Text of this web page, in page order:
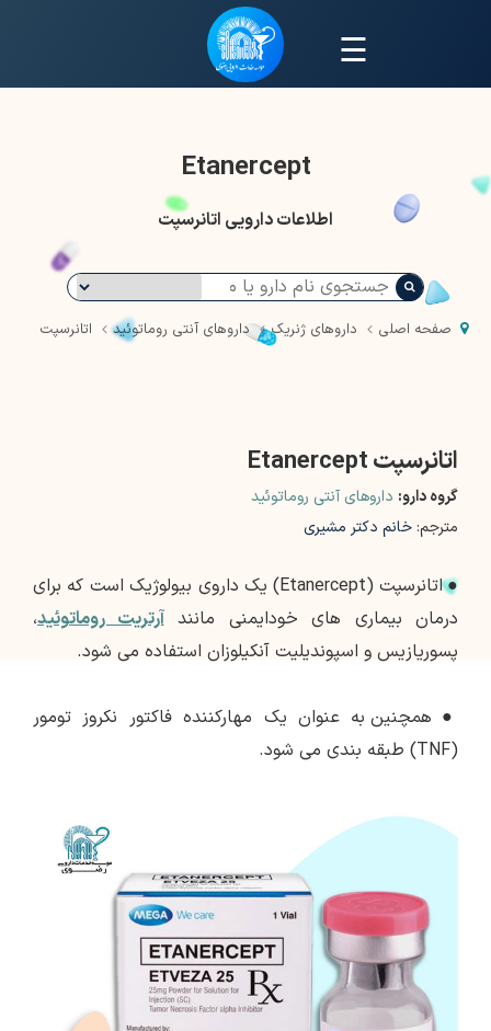
☰
Etanercept
اطلاعات دارویی اتانرسپت
صفحه اصلی داروهای ژنریک داروهای آنتی روماتوئید اتانرسپت
اتانرسپت Etanercept
گروه دارو: داروهای آنتی روماتوئید
مترجم: خانم دکتر مشیری
●
اتانرسپت (Etanercept) یک داروی بیولوژیک است که برای
درمان بیماری های خودایمنی مانندآرتریت روماتوئید،
پسوریازیس و اسپوندیلیت آنکیلوزان استفاده می شود.
● همچنین به عنوان یک مهارکننده فاکتور نکروز تومور
(TNF) طبقه بندی می شود.